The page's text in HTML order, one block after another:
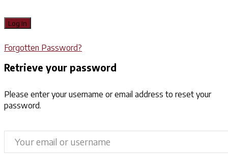
Forgotten Password?
Retrieve your password
Please enter your username or email address to reset your
password.